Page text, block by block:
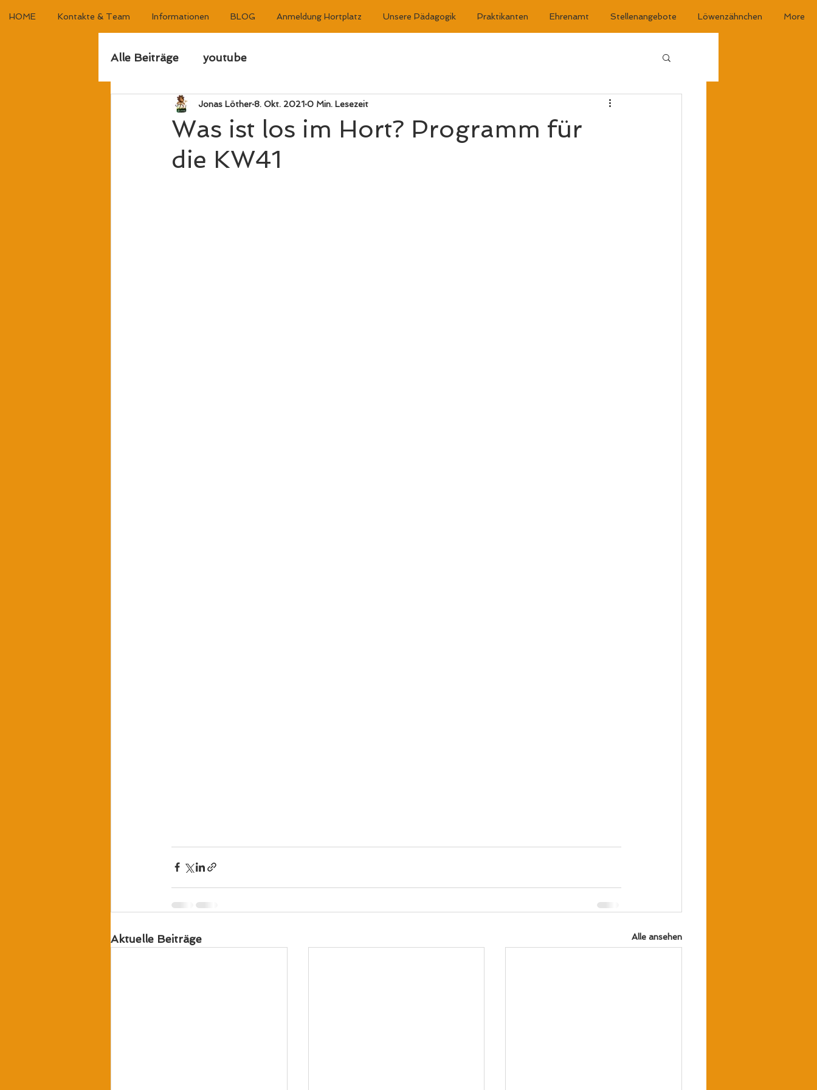
HOME Kontakte & Team Informationen BLOG Anmeldung Hortplatz Unsere Pädagogik Praktikanten Ehrenamt Stellenangebote Löwenzähnchen More
Alle Beiträge youtube
Was ist los im Hort? Programm für
die KW41
Jonas Löther 8. Okt. 2021 0 Min. Lesezeit
Aktuelle Beiträge Alle ansehen